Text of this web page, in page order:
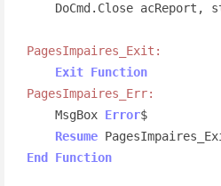
PagesImpaires_Exit:
Exit Function
PagesImpaires_Err:
    MsgBox
Error$
Resume
End Function